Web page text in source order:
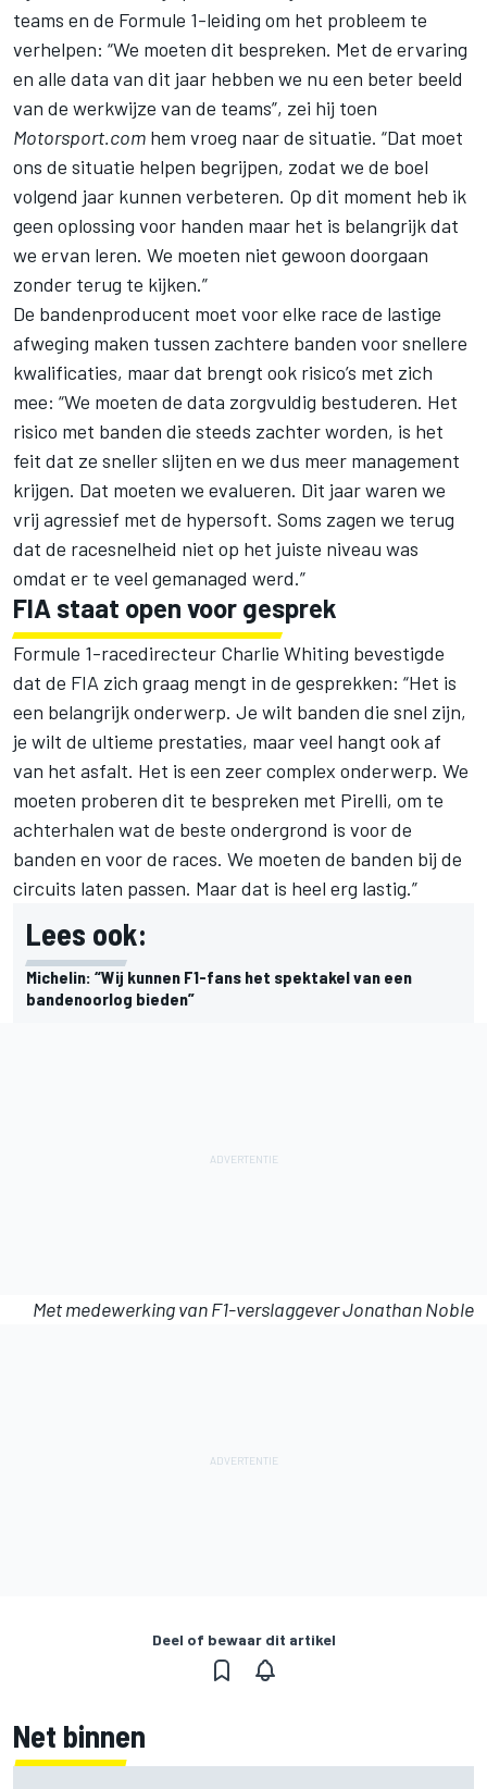
teams en de Formule 1-leiding om het probleem te
verhelpen: “We moeten dit bespreken. Met de ervaring
en alle data van dit jaar hebben we nu een beter beeld
van de werkwijze van de teams”, zei hij toen
Motorsport.com hem vroeg naar de situatie. “Dat moet
ons de situatie helpen begrijpen, zodat we de boel
volgend jaar kunnen verbeteren. Op dit moment heb ik
geen oplossing voor handen maar het is belangrijk dat
we ervan leren. We moeten niet gewoon doorgaan
zonder terug te kijken.”
De bandenproducent moet voor elke race de lastige
afweging maken tussen zachtere banden voor snellere
kwalificaties, maar dat brengt ook risico’s met zich
mee: “We moeten de data zorgvuldig bestuderen. Het
risico met banden die steeds zachter worden, is het
feit dat ze sneller slijten en we dus meer management
krijgen. Dat moeten we evalueren. Dit jaar waren we
vrij agressief met de hypersoft. Soms zagen we terug
dat de racesnelheid niet op het juiste niveau was
omdat er te veel gemanaged werd.”
FIA staat open voor gesprek
Formule 1-racedirecteur Charlie Whiting bevestigde
dat de FIA zich graag mengt in de gesprekken: “Het is
een belangrijk onderwerp. Je wilt banden die snel zijn,
je wilt de ultieme prestaties, maar veel hangt ook af
van het asfalt. Het is een zeer complex onderwerp. We
moeten proberen dit te bespreken met Pirelli, om te
achterhalen wat de beste ondergrond is voor de
banden en voor de races. We moeten de banden bij de
circuits laten passen. Maar dat is heel erg lastig.”
Lees ook:
Michelin: “Wij kunnen F1-fans het spektakel van een
bandenoorlog bieden”
Met medewerking van F1-verslaggever Jonathan Noble
Deel of bewaar dit artikel
Net binnen